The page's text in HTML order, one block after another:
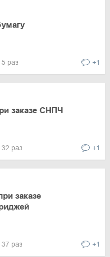
раз +1
заказе СНПЧ
раз +1
заказе
раз +1